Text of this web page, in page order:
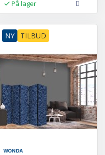
På lager
NY TILBUD
WONDA